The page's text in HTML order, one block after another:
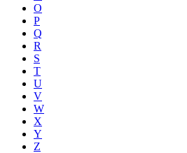
O
P
Q
R
S
T
U
V
W
X
Y
Z